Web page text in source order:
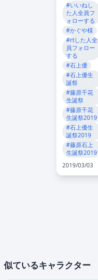
#いいねし
た人全員フ
ォローする
#かぐや様
#rtした人全
員フォロー
する
#石上優
#石上優生
誕祭
#藤原千花
生誕祭
#藤原千花
生誕祭2019
#石上優生
誕祭2019
#藤原石上
生誕祭2019
2019/03/03
似ているキャラクター